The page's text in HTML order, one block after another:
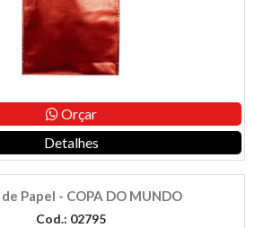
Orçar
Detalhes
Papel - COPA DO MUNDO
Cod.: 02795